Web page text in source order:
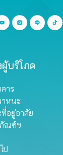
บริโภค
าร
าหนะ
อยู่อาศัย
ภัณฑ์ฯ
ป